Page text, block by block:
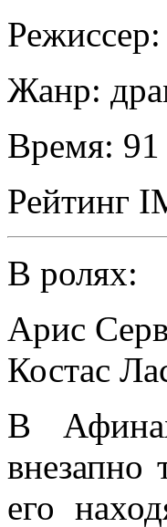
Режиссер:
Жанр:
Время: 91
Рейтинг
В ролях:
Арис
Костас
В
внезапно
его